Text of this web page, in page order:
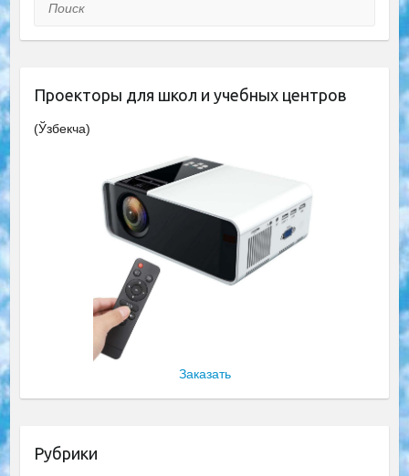
Проекторы для школ и учебных центров
(Ўзбекча)
Заказать
Рубрики